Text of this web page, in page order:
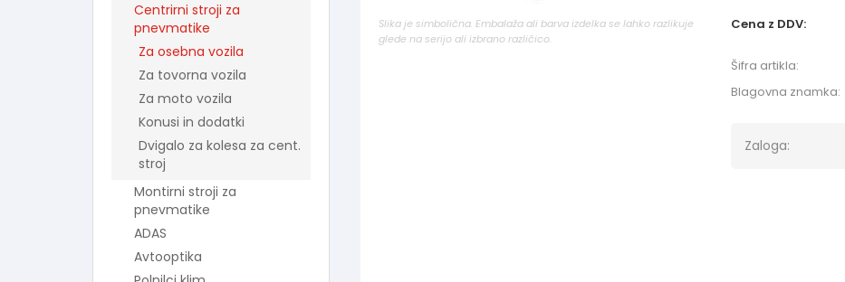
Centrirni stroji za
pnevmatike
Za osebna vozila
Za tovorna vozila
Za moto vozila
Konusi in dodatki
Dvigalo za kolesa za cent.
stroj
Montirni stroji za
pnevmatike
ADAS
Avtooptika
Slika je simbolična. Embalaža ali barva izdelka se lahko razlikuje
glede na serijo ali izbrano različico.
Cena z DDV:
Šifra artikla:
Blagovna znamka:
Zaloga: